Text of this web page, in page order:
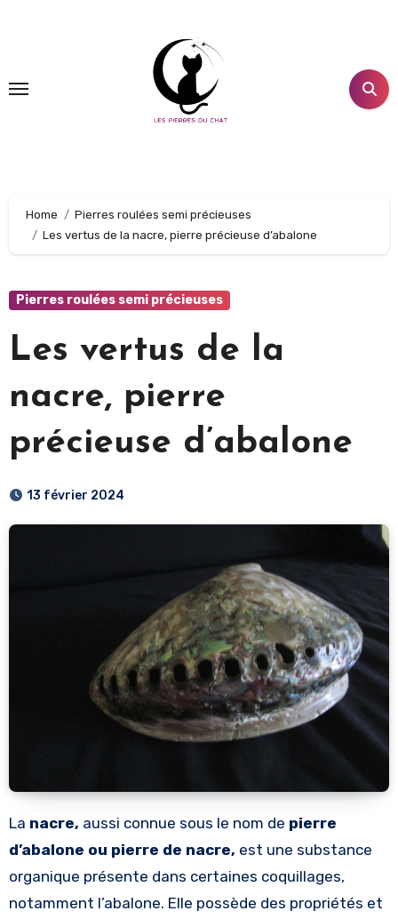
principal
Home
Pierres roulées semi précieuses
Les vertus de la nacre, pierre précieuse d’abalone
Pierres roulées semi précieuses
Les vertus de la
nacre, pierre
précieuse d’abalone
13 février 2024
La nacre, aussi connue sous le nom de pierre
d’abalone ou pierre de nacre, est une substance
organique présente dans certaines coquillages,
notamment l’abalone. Elle possède des propriétés et